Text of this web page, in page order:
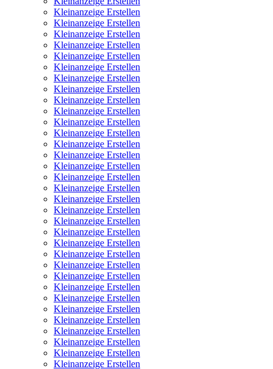
Kleinanzeige Erstellen
Kleinanzeige Erstellen
Kleinanzeige Erstellen
Kleinanzeige Erstellen
Kleinanzeige Erstellen
Kleinanzeige Erstellen
Kleinanzeige Erstellen
Kleinanzeige Erstellen
Kleinanzeige Erstellen
Kleinanzeige Erstellen
Kleinanzeige Erstellen
Kleinanzeige Erstellen
Kleinanzeige Erstellen
Kleinanzeige Erstellen
Kleinanzeige Erstellen
Kleinanzeige Erstellen
Kleinanzeige Erstellen
Kleinanzeige Erstellen
Kleinanzeige Erstellen
Kleinanzeige Erstellen
Kleinanzeige Erstellen
Kleinanzeige Erstellen
Kleinanzeige Erstellen
Kleinanzeige Erstellen
Kleinanzeige Erstellen
Kleinanzeige Erstellen
Kleinanzeige Erstellen
Kleinanzeige Erstellen
Kleinanzeige Erstellen
Kleinanzeige Erstellen
Kleinanzeige Erstellen
Kleinanzeige Erstellen
Kleinanzeige Erstellen